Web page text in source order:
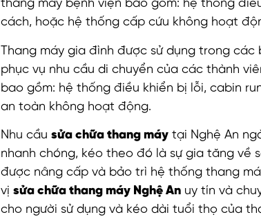
thang máy bệnh viện bao gồm: hệ thống
cách, hoặc hệ thống cấp cứu không hoạt
Thang máy gia đình được sử dụng trong
phục vụ nhu cầu di chuyển của các thành
bao gồm: hệ thống điều khiển bị lỗi, cabin
an toàn không hoạt động.
Nhu cầu sửa chữa thang máytại Nghệ An
nhanh chóng, kéo theo đó là sự gia tăng về
được nâng cấp và bảo trì hệ thống thang
vị sửa chữa thang máy Nghệ Anuy tín và
cho người sử dụng và kéo dài tuổi thọ của